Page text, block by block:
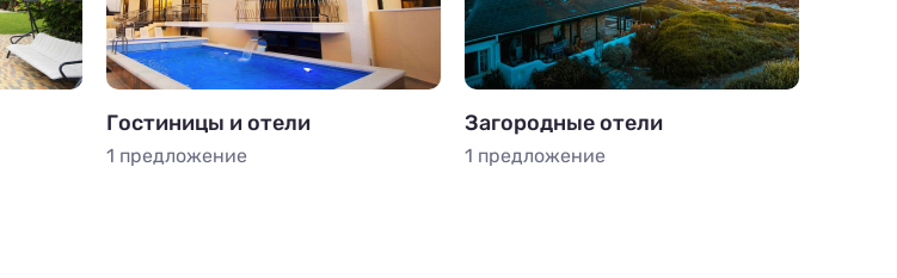
Гостиницы и отели
1 предложение
Загородные отели
1 предложение